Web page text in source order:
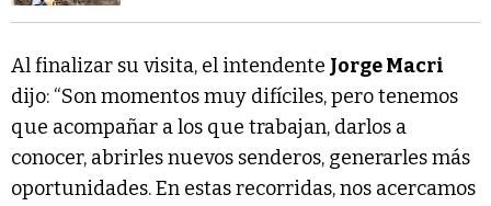
Al finalizar su visita, el intendente Jorge Macri
dijo: “Son momentos muy difíciles, pero tenemos
que acompañar a los que trabajan, darlos a
conocer, abrirles nuevos senderos, generarles más
oportunidades. En estas recorridas, nos acercamos